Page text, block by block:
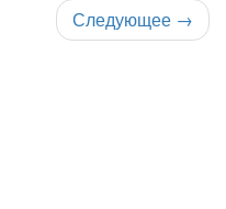
Следующее →